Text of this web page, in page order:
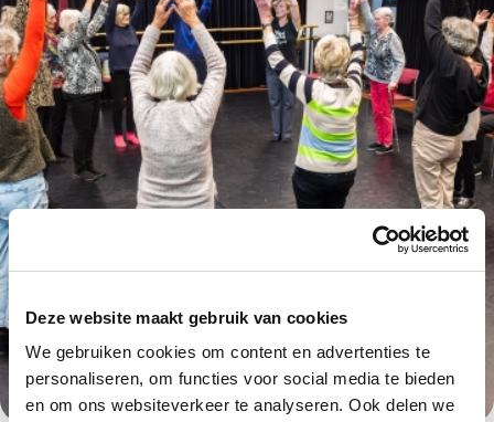
Deze website maakt gebruik van cookies
We gebruiken cookies om content en advertenties te
personaliseren, om functies voor social media te bieden
en om ons websiteverkeer te analyseren. Ook delen we